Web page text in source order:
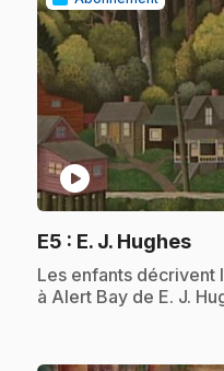
play_circle
E5 : E. J. Hughes.
.Les enfants
à Alert Bay de E. J.